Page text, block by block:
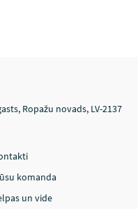
Ropažu novads, LV-2137
komanda
un vide